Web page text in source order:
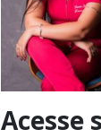
Acesse